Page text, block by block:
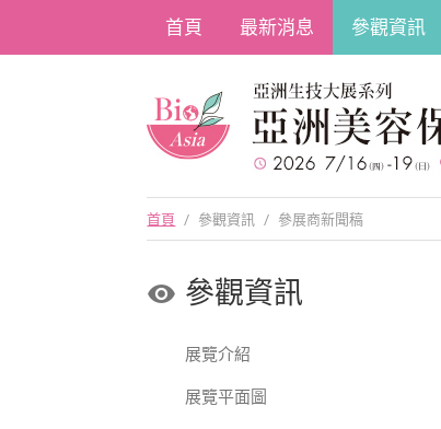
首頁 最新消息 參觀資訊
首頁 / 參觀資訊 / 參展商新聞稿
參觀資訊
展覽介紹
展覽平面圖